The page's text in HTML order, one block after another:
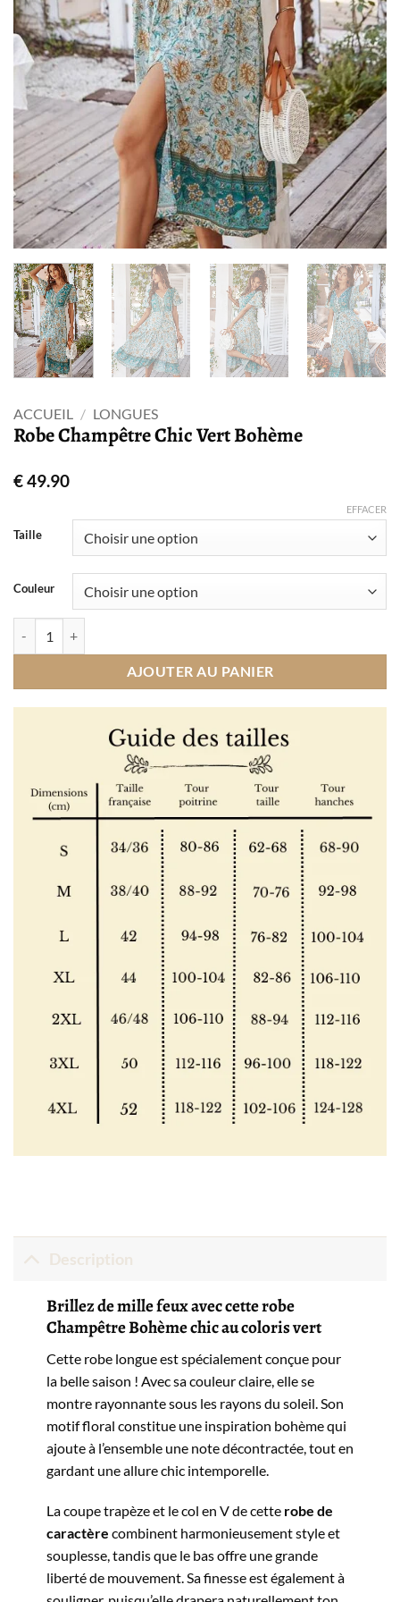
ACCUEIL / LONGUES
Robe Champêtre Chic Vert Bohème
€49.90
Taille
Couleur
EFFACER
AJOUTER AU PANIER
Description
Brillez de mille feux avec cette robe
Champêtre Bohème chic au coloris vert
Cette robe longue est spécialement conçue pour
la belle saison ! Avec sa couleur claire, elle se
montre rayonnante sous les rayons du soleil. Son
motif floral constitue une inspiration bohème qui
ajoute à l’ensemble une note décontractée, tout en
gardant une allure chic intemporelle.
La coupe trapèze et le col en V de cette robe de
caractère combinent harmonieusement style et
souplesse, tandis que le bas offre une grande
liberté de mouvement. Sa finesse est également à